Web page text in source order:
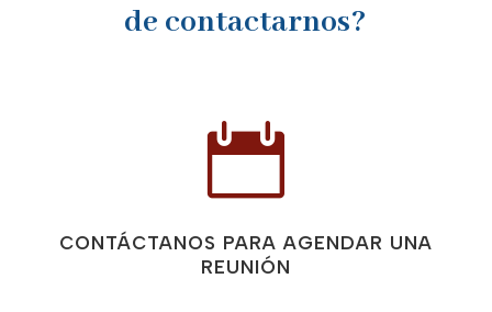
de contactarnos?

CONTÁCTANOS PARA AGENDAR UNA
REUNIÓN